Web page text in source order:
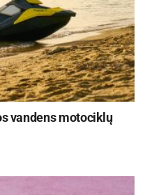
vandens motociklų